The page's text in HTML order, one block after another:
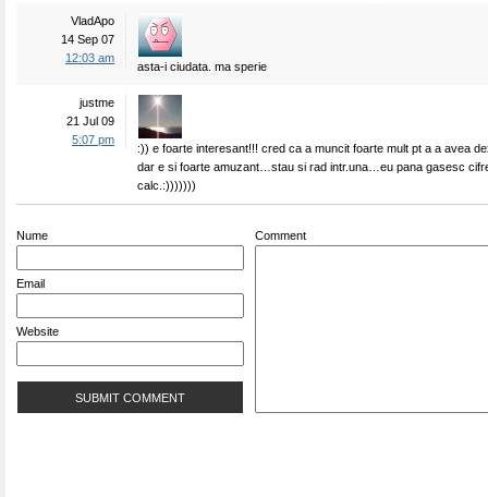
VladApo
14 Sep 07
12:03 am
asta-i ciudata. ma sperie
justme
21 Jul 09
5:07 pm
:)) e foarte interesant!!! cred ca a muncit foarte mult pt a a avea
dar e si foarte amuzant…stau si rad intr.una…eu pana gasesc
calc.:)))))))
Nume
Email
Website
Comment